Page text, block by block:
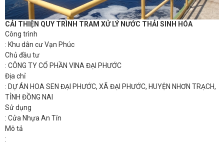
CẢI THIỆN QUY TRÌNH TRAM XỬ LÝ NƯỚC THẢI SINH HÓA
Công trình
: Khu dân cư Vạn Phúc
Chủ đầu tư
: CÔNG TY CỔ PHẦN VINA ĐẠI PHƯỚC
Địa chỉ
: DỰ ÁN HOA SEN ĐẠI PHƯỚC, XÃ ĐẠI PHƯỚC, HUYỆN NHƠN TRẠCH,
TỈNH ĐỒNG NAI
Sử dụng
: Cửa Nhựa An Tín
Mô tả
: